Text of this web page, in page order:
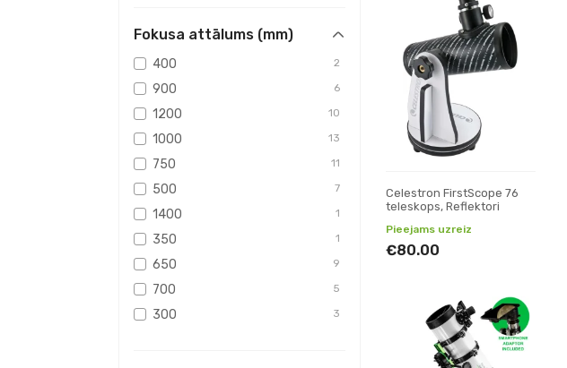
100
190
Fokusa attālums (mm)
400 2
900 6
1200 10
1000 13
750 11
500 7
1400 1
350 1
650 9
700 5
300 3
Celestron FirstScope 76
teleskops, Reflektori
Pieejams uzreiz
€80.00